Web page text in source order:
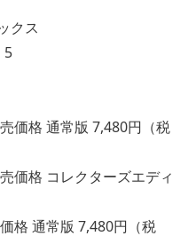
クス
5
価格 通常版 7,480円（税
コレクターズエディ
通常版 7,480円（税